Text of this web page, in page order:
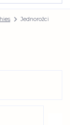
Jednorožci